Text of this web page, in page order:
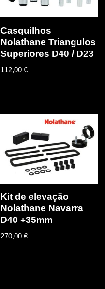
Casquilhos
Nolathane Triangulos
Superiores D40 / D23
112,00€
Kit de elevação
Nolathane Navarra
D40 +35mm
270,00€